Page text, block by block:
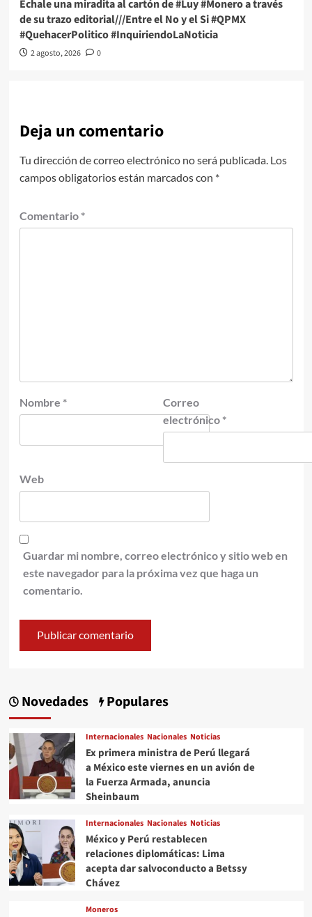
Échale una miradita al cartón de #Luy #Monero a través
de su trazo editorial///Entre el No y el Si #QPMX
#QuehacerPolitico #InquiriendoLaNoticia
2 agosto, 2026 0
Deja un comentario
Tu dirección de correo electrónico no será publicada. Los
campos obligatorios están marcados con *
Comentario *
Nombre *
Correo
electrónico *
Web
Guardar mi nombre, correo electrónico y sitio web en
este navegador para la próxima vez que haga un
comentario.
Novedades Populares
Internacionales Nacionales Noticias
Ex primera ministra de Perú llegará
a México este viernes en un avión de
la Fuerza Armada, anuncia
Sheinbaum
Internacionales Nacionales Noticias
México y Perú restablecen
relaciones diplomáticas: Lima
acepta dar salvoconducto a Betssy
Chávez
Moneros